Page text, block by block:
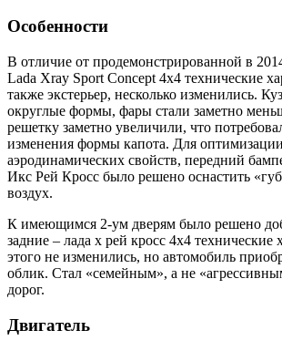
Особенности
В отличие от продемонстрированной в
Lada Xray Sport Concept 4х4 технические
также экстерьер, несколько изменились.
округлые формы, фары стали заметно
решетку заметно увеличили, что
изменения формы капота. Для оптимизации
аэродинамических свойств, передний
Икс Рей Кросс было решено оснастить
воздух.
К имеющимся 2-ум дверям было решено
задние – лада х рей кросс 4х4 технические
этого не изменились, но автомобиль
облик. Стал «семейным», а не
дорог.
Двигатель